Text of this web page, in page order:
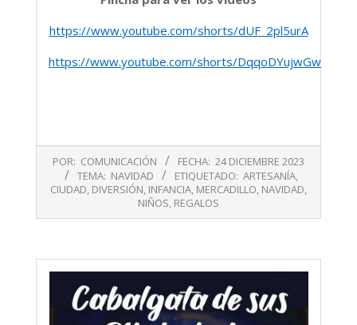
https://www.youtube.com/shorts/dUF_2pl5urA
https://www.youtube.com/shorts/DqqoDYujwGw
12-
POR: COMUNICACIÓN FECHA: 24 DICIEMBRE 2023
TEMA: NAVIDAD ETIQUETADO: ARTESANÍA,
CIUDAD, DIVERSIÓN, INFANCIA, MERCADILLO, NAVIDAD,
NIÑOS, REGALOS